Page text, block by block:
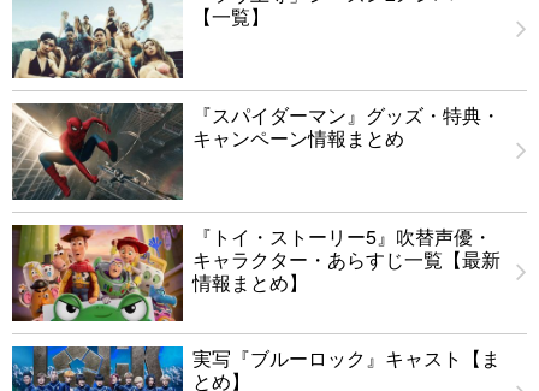
【一覧】
『スパイダーマン』グッズ・特典・
キャンペーン情報まとめ
『トイ・ストーリー5』吹替声優・
キャラクター・あらすじ一覧【最新
情報まとめ】
実写『ブルーロック』キャスト【ま
とめ】